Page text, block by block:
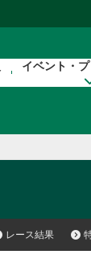
イベント・
レース結果